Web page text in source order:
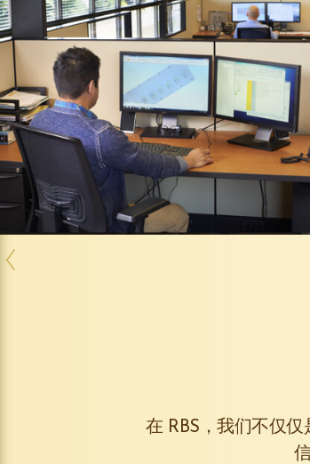
在 RBS，我们不仅